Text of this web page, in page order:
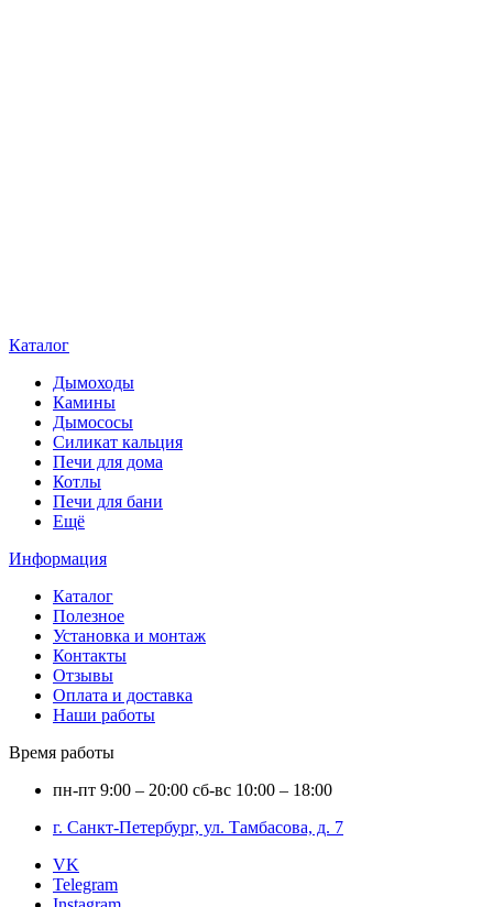
Каталог
Дымоходы
Камины
Дымососы
Силикат кальция
Печи для дома
Котлы
Печи для бани
Ещё
Информация
Каталог
Полезное
Установка и монтаж
Контакты
Отзывы
Оплата и доставка
Наши работы
Время работы
пн-пт 9:00 – 20:00 сб-вс 10:00 – 18:00
г. Санкт-Петербург, ул. Тамбасова, д. 7
VK
Telegram